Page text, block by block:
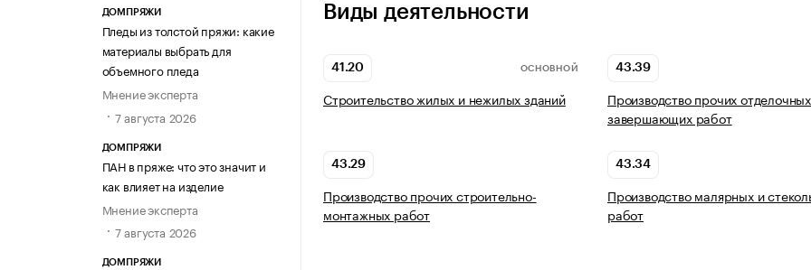
ДОМПРЯЖИ
Пледы из толстой пряжи: какие
материалы выбрать для
объемного пледа
Мнение эксперта
7 августа 2026
ДОМПРЯЖИ
ПАН в пряже: что это значит и
как влияет на изделие
Мнение эксперта
7 августа 2026
ДОМПРЯЖИ
Виды деятельности
41.20 ОСНОВНОЙ
Строительство жилых и нежилых зданий
43.39
Производство прочих
завершающих работ
43.29
Производство прочих строительно-
монтажных работ
43.34
Производство малярных и
работ